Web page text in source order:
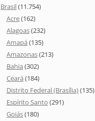
Brasil(11.754)
Acre(162)
Alagoas(232)
Amapá (135)
Amazonas(213)
Bahia (302)
Ceará (184)
Distrito Federal (Brasília)(135)
Espírito Santo (291)
Goiás(180)